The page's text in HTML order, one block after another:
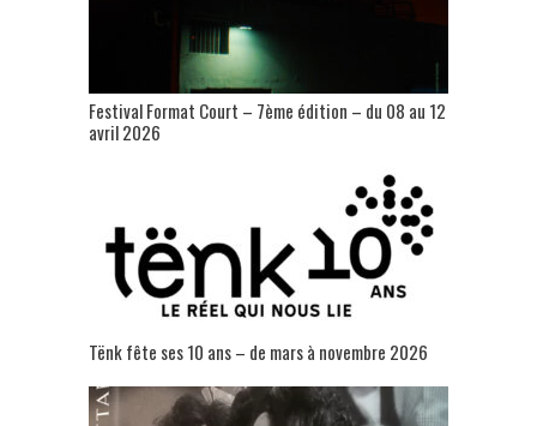
Festival Format Court – 7ème édition – du 08 au 12
avril 2026
Tënk fête ses 10 ans – de mars à novembre 2026